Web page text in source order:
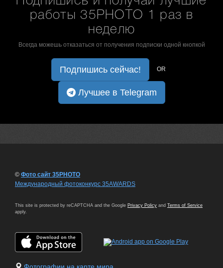
работы 35PHOTO 1 раз в
неделю
Всегда можешь отказаться от получения подписки одной кнопкой
Подпишись сейчас! OR
Лучшее в Telegram
© Фото сайт 35PHOTO
Международный фотоконкурс 35AWARDS
This site is protected by reCAPTCHA and the Google Privacy Policy and Terms of Service
apply.